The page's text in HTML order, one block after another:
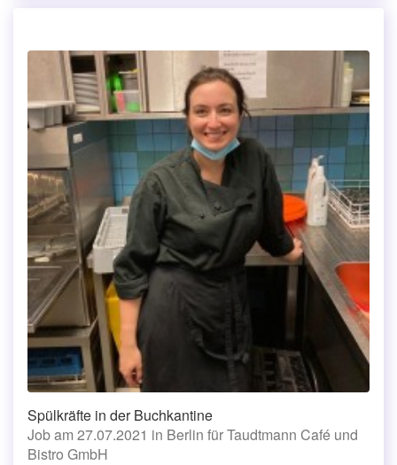
Spülkräfte in der Buchkantine
Job am 27.07.2021 in Berlin für Taudtmann Café und
Bistro GmbH